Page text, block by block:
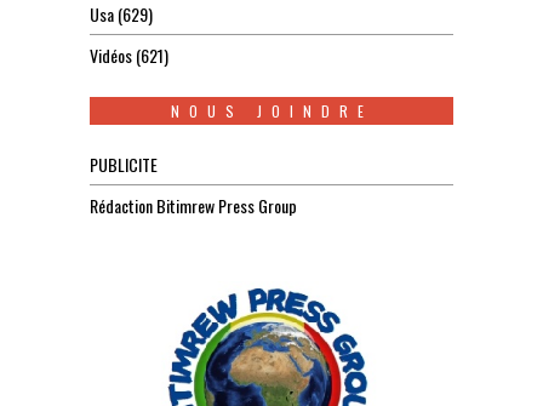
Usa(629)
Vidéos(621)
NOUS JOINDRE
PUBLICITE
Rédaction Bitimrew Press Group